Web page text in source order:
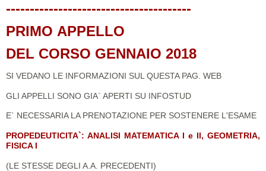
---------------------------------------
PRIMO APPELLO
DEL CORSO GENNAIO 2018
SI VEDANO LE INFORMAZIONI SUL QUESTA PAG. WEB
GLI APPELLI SONO GIA` APERTI SU INFOSTUD
E` NECESSARIA LA PRENOTAZIONE PER SOSTENERE L'ESAME
PROPEDEUTICITA`: ANALISI MATEMATICA I e II, GEOMETRIA,
FISICA I
(LE STESSE DEGLI A.A. PRECEDENTI)